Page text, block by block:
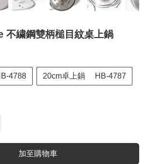
不繍鋼雙柄槌目紋桌上鍋
4788 20cm卓上鍋 HB-4787
加至購物車